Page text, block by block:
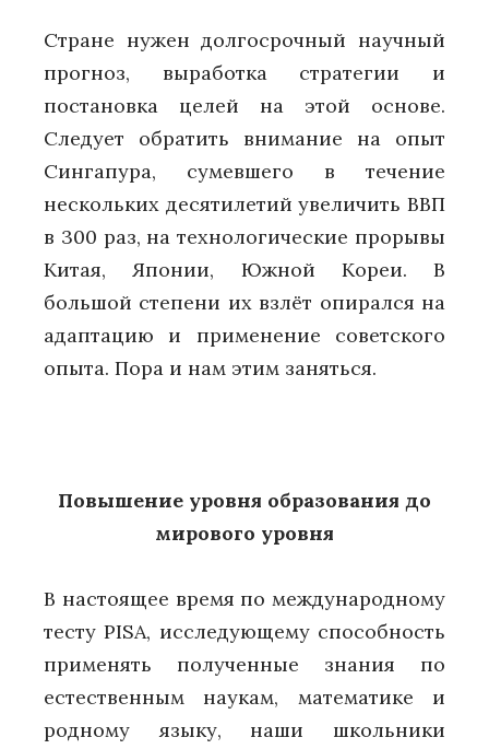
Стране нужен долгосрочный научный
прогноз, выработка стратегии и
постановка целей на этой основе.
Следует обратить внимание на опыт
Сингапура, сумевшего в течение
нескольких десятилетий увеличить ВВП
в 300 раз, на технологические прорывы
Китая, Японии, Южной Кореи. В
большой степени их взлёт опирался на
адаптацию и применение советского
опыта. Пора и нам этим заняться.
Повышение уровня образования до
мирового уровня
В настоящее время по международному
тесту PISA, исследующему способность
применять полученные знания по
естественным наукам, математике и
родному языку, наши школьники